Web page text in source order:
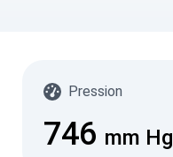
Pression
746 mm Hg